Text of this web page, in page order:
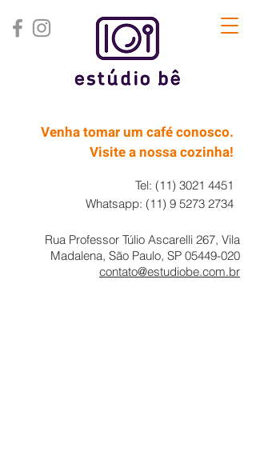
Venha tomar um café conosco.
Visite a nossa cozinha!
Tel: (11) 3021 4451
Whatsapp: (11) 9 5273 2734
Rua Professor Túlio Ascarelli 267, Vila
Madalena, São Paulo, SP 05449-020
contato@estudiobe.com.br